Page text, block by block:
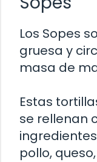
Los Sopes
gruesa y
masa de
Estas
se rellenan
pollo,